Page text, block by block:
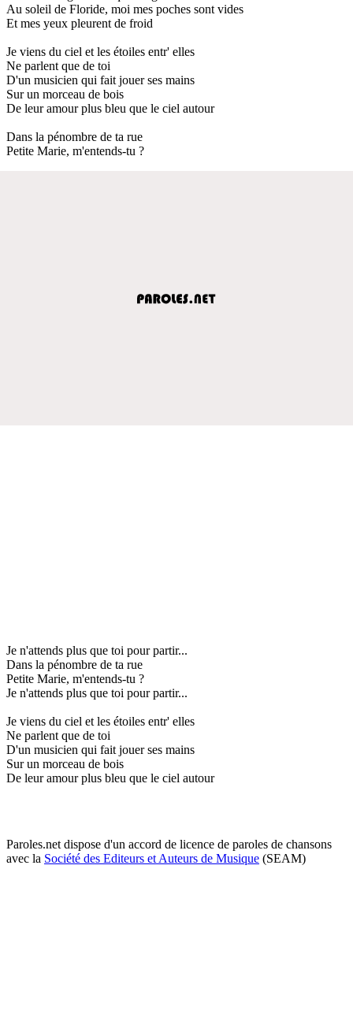
Au soleil de Floride, moi mes poches sont vides
Et mes yeux pleurent de froid
Je viens du ciel et les étoiles entr' elles
Ne parlent que de toi
D'un musicien qui fait jouer ses mains
Sur un morceau de bois
De leur amour plus bleu que le ciel autour
Dans la pénombre de ta rue
Petite Marie, m'entends-tu ?
Je n'attends plus que toi pour partir...
Dans la pénombre de ta rue
Petite Marie, m'entends-tu ?
Je n'attends plus que toi pour partir...
Je viens du ciel et les étoiles entr' elles
Ne parlent que de toi
D'un musicien qui fait jouer ses mains
Sur un morceau de bois
De leur amour plus bleu que le ciel autour
Paroles.net dispose d'un accord de licence de paroles de chansons
avec la Société des Editeurs et Auteurs de Musique (SEAM)